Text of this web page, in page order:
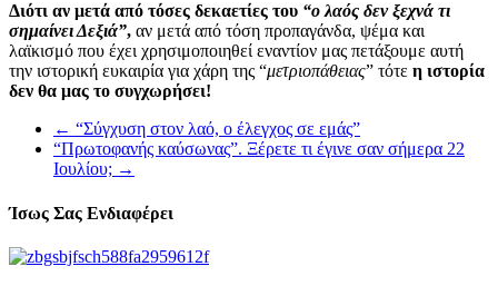
Διότι αν μετά από τόσες δεκαετίες του “ο λαός δεν ξεχνά τι
σημαίνει Δεξιά”, αν μετά από τόση προπαγάνδα, ψέμα και
λαϊκισμό που έχει χρησιμοποιηθεί εναντίον μας πετάξουμε αυτή
την ιστορική ευκαιρία για χάρη της “μετριοπάθειας” τότε η ιστορία
δεν θα μας το συγχωρήσει!
← “Σύγχυση στον λαό, ο έλεγχος σε εμάς”
“Πρωτοφανής καύσωνας”. Ξέρετε τι έγινε σαν σήμερα 22
Ιουλίου; →
Ίσως Σας Ενδιαφέρει